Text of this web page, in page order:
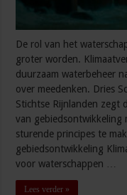
De rol van het
groter worden.
duurzaam waterbeheer
over meedenken. Dries
Stichtse Rijnlanden zegt
van gebiedsontwikkeling
sturende principes te
gebiedsontwikkeling
voor waterschappen …
Lees verder »